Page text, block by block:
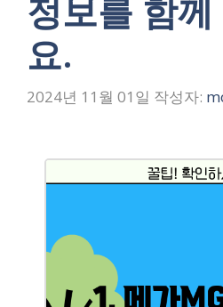
정보를 함
요.
2024년 11월 01일 작성자: